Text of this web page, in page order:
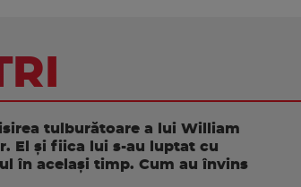
tulburătoare a lui William
El și fiica lui s-au luptat cu
în același timp. Cum au învins